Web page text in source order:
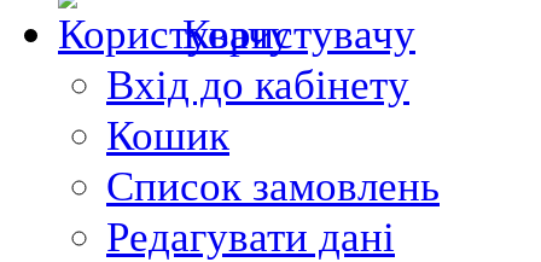
Користувачу
Вхід до кабінету
Кошик
Список замовлень
Редагувати дані